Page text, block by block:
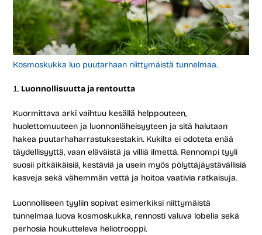
Kosmoskukka luo puutarhaan niittymäistä tunnelmaa.
Luonnollisuutta ja rentoutta
Kuormittava arki vaihtuu kesällä helppouteen,
huolettomuuteen ja luonnonläheisyyteen ja sitä halutaan
hakea puutarhaharrastuksestakin. Kukilta ei odoteta enää
täydellisyyttä, vaan eläväistä ja villiä ilmettä. Rennompi tyyli
suosii pitkäikäisiä, kestäviä ja usein myös pölyttäjäystävällisiä
kasveja sekä vähemmän vettä ja hoitoa vaativia ratkaisuja.
Luonnolliseen tyyliin sopivat esimerkiksi niittymäistä
tunnelmaa luova kosmoskukka, rennosti valuva lobelia sekä
perhosia houkutteleva heliotrooppi.